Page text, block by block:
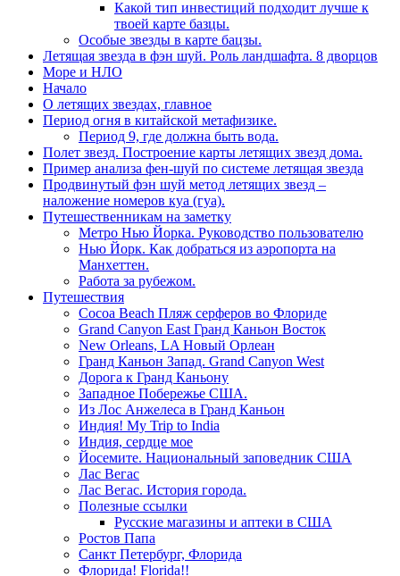
Какой тип инвестиций подходит лучше к
твоей карте базцы.
Особые звезды в карте бацзы.
Летящая звезда в фэн шуй. Роль ландшафта. 8 дворцов
Море и НЛО
Начало
О летящих звездах, главное
Период огня в китайской метафизике.
Период 9, где должна быть вода.
Полет звезд. Построение карты летящих звезд дома.
Пример анализа фен-шуй по системе летящая звезда
Продвинутый фэн шуй метод летящих звезд –
наложение номеров куа (гуа).
Путешественникам на заметку
Метро Нью Йорка. Руководство пользователю
Нью Йорк. Как добраться из аэропорта на
Манхеттен.
Работа за рубежом.
Путешествия
Cocoa Beach Пляж серферов во Флориде
Grand Canyon East Гранд Каньон Восток
New Orleans, LA Новый Орлеан
Гранд Каньон Запад. Grand Canyon West
Дорога к Гранд Каньону
Западное Побережье США.
Из Лос Анжелеса в Гранд Каньон
Индия! My Trip to India
Индия, сердце мое
Йосемите. Национальный заповедник США
Лас Вегас
Лас Вегас. История города.
Полезные ссылки
Русские магазины и аптеки в США
Ростов Папа
Санкт Петербург, Флорида
Флорида! Florida!!